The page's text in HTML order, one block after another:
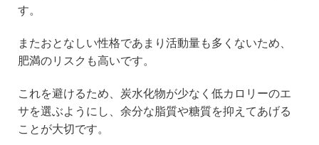
す。
またおとなしい性格であまり活動量も多くないため、
肥満のリスクも高いです。
これを避けるため、炭水化物が少なく低カロリーのエ
サを選ぶようにし、余分な脂質や糖質を抑えてあげる
ことが大切です。